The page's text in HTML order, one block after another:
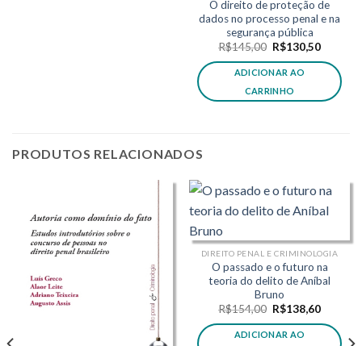
O direito de proteção de
dados no processo penal e na
segurança pública
R$145,00 O
original
era:
R$145,00.
R$130,50O
atual
ADICIONAR AO
CARRINHO
PRODUTOS RELACIONADOS
DIREITO PENAL E CRIMINOLOGIA
O passado e o futuro na
teoria do delito de Aníbal
Bruno
R$154,00 O
original
era:
R$138,60O
atual
ADICIONAR AO